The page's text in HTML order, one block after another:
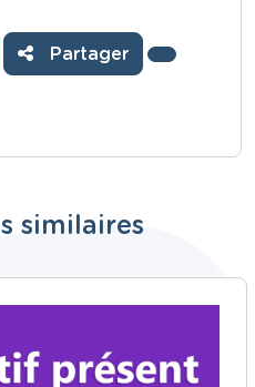
Partager
similaires